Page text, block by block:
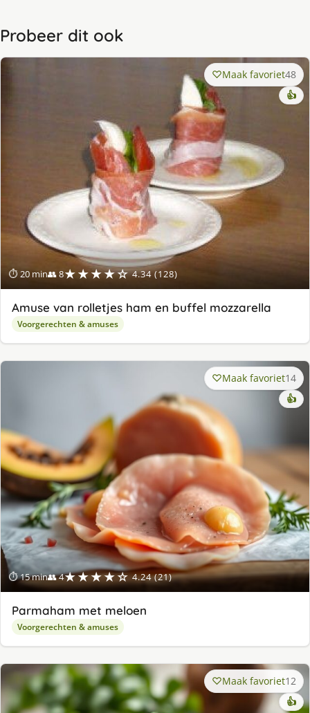
Probeer dit ook
⏱ 20 min👥 8★★★★☆ 4.34 (128)
Maak favoriet48
👍
Amuse van rolletjes ham en buffel mozzarella
Voorgerechten & amuses
⏱ 15 min👥 4★★★★☆ 4.24 (21)
Maak favoriet14
👍
Parmaham met meloen
Voorgerechten & amuses
Maak favoriet12
👍